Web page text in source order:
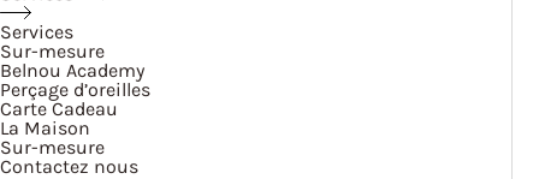
Services
Sur-mesure
Belnou Academy
Perçage d’oreilles
Carte Cadeau
La Maison
Sur-mesure
Contactez nous